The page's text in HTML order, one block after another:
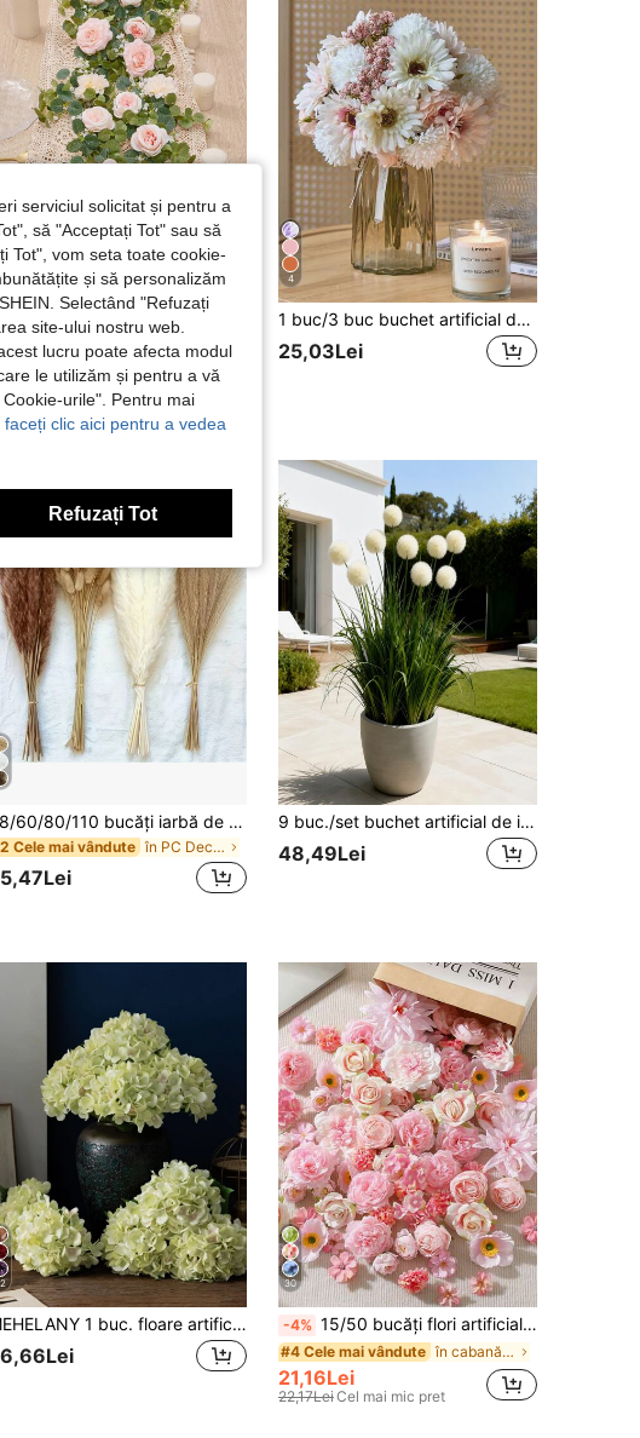
EU Warehouse 1 buc. Flori artificiale romantice roz, viță de vie, coroană modernă de flori artificiale pentru petrecere, Ziua Îndrăgostiților, cadou
4
1 buc/3 buc buchet artificial de păpădie, bujor, margarete, buchet de flori de mătase, buchet de mireasă, decor pentru casă, birou, baie, bucătărie, masă, Ziua Îndrăgostiților, ziua de naștere, absolvire, decorațiune de toamnă
25,03Lei
38/60/80/110 bucăți iarbă de pampas artificială albă pentru decor, 17.3 inch, buchet mic de trestie falsă cu pene, stil boem, pentru vază de nuntă, decorarea coroanelor, decor de dormitor, nuntă boemă, cadou de Ziua Mamei, potrivit pentru Halloween, Crăciun, casă estetică
Cele mai vândute în PC Decorațiuni artificiale&Decorațiuni artifici
9 buc./set buchet artificial de iarbă de ceapă, plante false realiste, îngrijire ușoară, fără întreținere, potrivite pentru decorarea nunții, aniversări, Ziua Recunoștinței, Crăciun, decor interior/exterior, casă, aranjamente florale, organizarea evenimentelor
48,49Lei
MEHELANY 1 buc. floare artificială de hortenzie verde deschis, floare artificială realistă din mătase de înaltă calitate, potrivită pentru buchet de nuntă DIY, petrecere, decorare de toamnă pentru casă, living, bucătărie, grădină, hotel și birou, decorare DIY pentru sezonul recoltei de Ziua Reciului, decorare DIY pentru arc și ghirlandă, cadou pentru fete
30
-4% 15/50 bucăți flori artificiale roz - flori false, potrivite pentru coroane DIY, buchete de nuntă, decor pentru petreceri, centru de masă pentru casă, cadouri de Ziua Mamei/Înapte la școală/Ziua Îndrăgostiților, pentru tot anul
#4 Cele mai vândute în cabană Decorațiuni artificiale&Decorațiuni arti
21,16Lei
22,17LeiCel mai mic pret
serviciul solicitat și pentru a
să "Acceptați Tot" sau să
Tot", vom seta toate cookie-
și să personalizăm
Selectând "Refuzați
site-ului nostru web.
lucru poate afecta modul
le utilizăm și pentru a vă
urile". Pentru mai
faceți clic aici pentru a vedea
Refuzați Tot